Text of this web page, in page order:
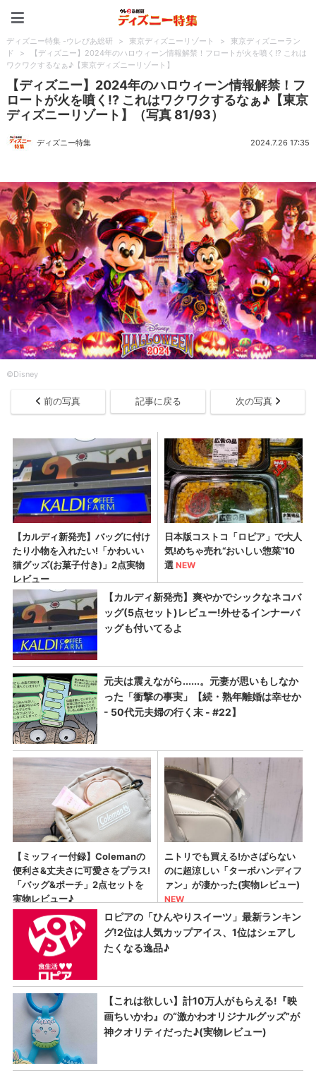
ディズニー特集 -ウレぴあ総研 > 東京ディズニーリゾート >
東京ディズニーラン
ド
>
【ディズニー】2024年のハロウィーン情報解禁！フロートが火を噴く!? これは
ワクワクするなぁ♪【東京ディズニーリゾート】
【ディズニー】2024年のハロウィーン情報解禁！フ
ロートが火を噴く!? これはワクワクするなぁ♪【東京
ディズニーリゾート】（写真 81/93）
ディズニー特集 2024.7.26 17:35
©Disney
前の写真 記事に戻る 次の写真